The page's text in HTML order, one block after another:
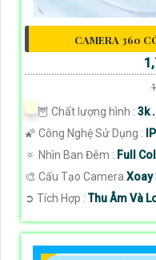
CAMERA 360
🦉 Chất lượng hình : 3k .
🌠 Công Nghệ Sử Dụng :
🔅 Nhìn Ban Đêm : Full
🎨 Cấu Tạo Camera Xoay
️➲ Tích Hợp :Thu Âm Và